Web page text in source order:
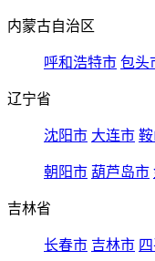
内蒙古自治区
呼和浩特市 包头
辽宁省
沈阳市 大连市
朝阳市 葫芦岛市
吉林省
长春市 吉林市